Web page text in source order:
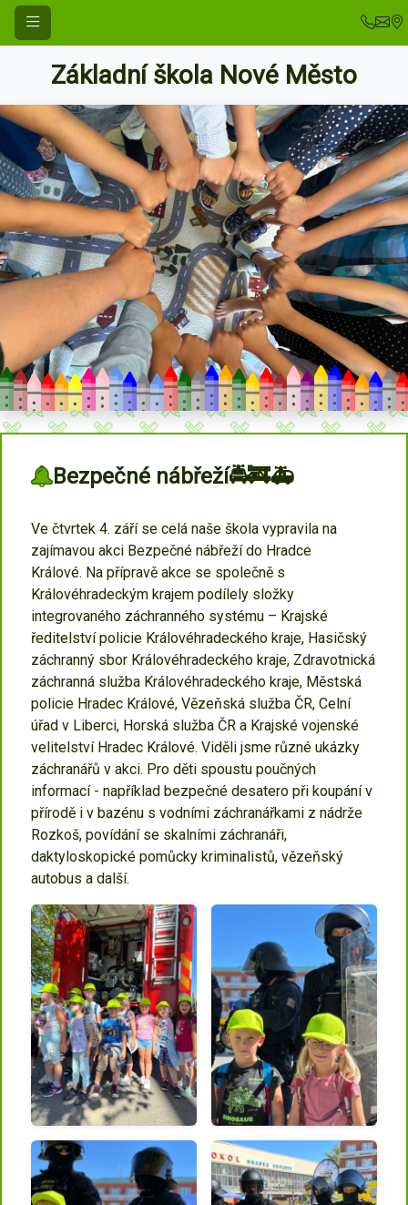
Základní škola Nové Město
Bezpečné nábřeží🚔🚒🚑
Ve čtvrtek 4. září se celá naše škola vypravila na
zajímavou akci Bezpečné nábřeží do Hradce
Králové. Na přípravě akce se společně s
Královéhradeckým krajem podílely složky
integrovaného záchranného systému – Krajské
ředitelství policie Královéhradeckého kraje, Hasičský
záchranný sbor Královéhradeckého kraje, Zdravotnická
záchranná služba Královéhradeckého kraje, Městská
policie Hradec Králové, Vězeňská služba ČR, Celní
úřad v Liberci, Horská služba ČR a Krajské vojenské
velitelství Hradec Králové. Viděli jsme různé ukázky
záchranářů v akci. Pro děti spoustu poučných
informací - například bezpečné desatero při koupání v
přírodě i v bazénu s vodními záchranářkami z nádrže
Rozkoš, povídání se skalními záchranáři,
daktyloskopické pomůcky kriminalistů, vězeňský
autobus a další.